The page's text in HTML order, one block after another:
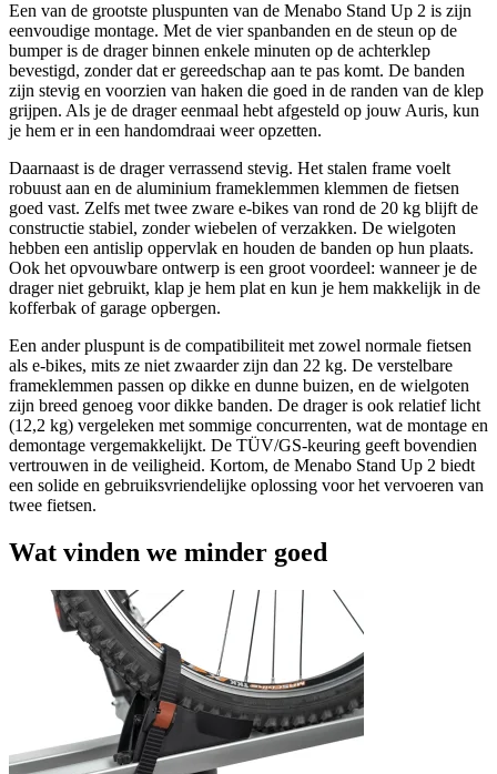
Een van de grootste pluspunten van de Menabo Stand Up 2 is zijn
eenvoudige montage. Met de vier spanbanden en de steun op de
bumper is de drager binnen enkele minuten op de achterklep
bevestigd, zonder dat er gereedschap aan te pas komt. De banden
zijn stevig en voorzien van haken die goed in de randen van de klep
grijpen. Als je de drager eenmaal hebt afgesteld op jouw Auris, kun
je hem er in een handomdraai weer opzetten.
Daarnaast is de drager verrassend stevig. Het stalen frame voelt
robuust aan en de aluminium frameklemmen klemmen de fietsen
goed vast. Zelfs met twee zware e-bikes van rond de 20 kg blijft de
constructie stabiel, zonder wiebelen of verzakken. De wielgoten
hebben een antislip oppervlak en houden de banden op hun plaats.
Ook het opvouwbare ontwerp is een groot voordeel: wanneer je de
drager niet gebruikt, klap je hem plat en kun je hem makkelijk in de
kofferbak of garage opbergen.
Een ander pluspunt is de compatibiliteit met zowel normale fietsen
als e-bikes, mits ze niet zwaarder zijn dan 22 kg. De verstelbare
frameklemmen passen op dikke en dunne buizen, en de wielgoten
zijn breed genoeg voor dikke banden. De drager is ook relatief licht
(12,2 kg) vergeleken met sommige concurrenten, wat de montage en
demontage vergemakkelijkt. De TÜV/GS-keuring geeft bovendien
vertrouwen in de veiligheid. Kortom, de Menabo Stand Up 2 biedt
een solide en gebruiksvriendelijke oplossing voor het vervoeren van
twee fietsen.
Wat vinden we minder goed